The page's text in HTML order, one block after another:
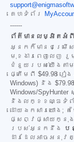
គេហទំព័រ
------
ព័ត៌មានលម្អិតអំពីក
អ្នកក៏មានជម្រើស
មុខងារពេញលេញ រួ
ជំនួយរបស់យើងតាម
ផ្តើមពី $49.98 រៀង
Windows) និង $79.98
Windows/
និងលក្ខខណ្ឌទំព័រ
ដោយឯកសារយោង;
ផ្សព្វផ្សាយក្នុ
របស់អ្នកនឹង
ប
ដារដែលអាចអនុវត្